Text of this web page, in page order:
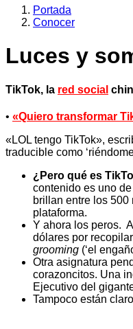
Portada
Conocer
Luces y
TikTok, la red social
• «Quiero transformar
«LOL tengo TikTok»,
traducible como
¿Pero qué es
contenido es uno
brillan entre los
plataforma.
Y ahora los peros.
dólares por
grooming (‘el
Otra asignatura
corazoncitos. Una
Ejecutivo del
Tampoco están